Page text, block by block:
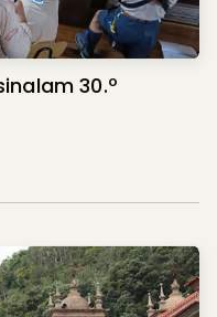
30.º